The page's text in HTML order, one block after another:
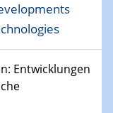
W3-Professur
Entwicklungen